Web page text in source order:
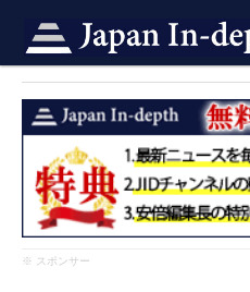
※ スポンサー